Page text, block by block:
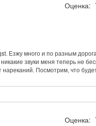
Оценка:
Езжу много и по разным
звуки меня теперь не
Посмотрим, что
Оценка: